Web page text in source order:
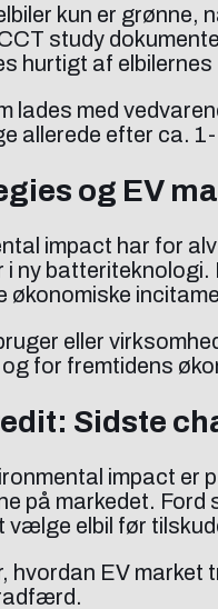
kun er grønne,
study
hurtigt af
lades med
allerede efter ca.
og EV
impact har for
i ny
økonomiske
eller
for fremtidens
Sidste
impact er
på markedet.
vælge elbil før
hvordan EV